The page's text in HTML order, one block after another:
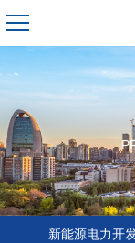
新能源电力开